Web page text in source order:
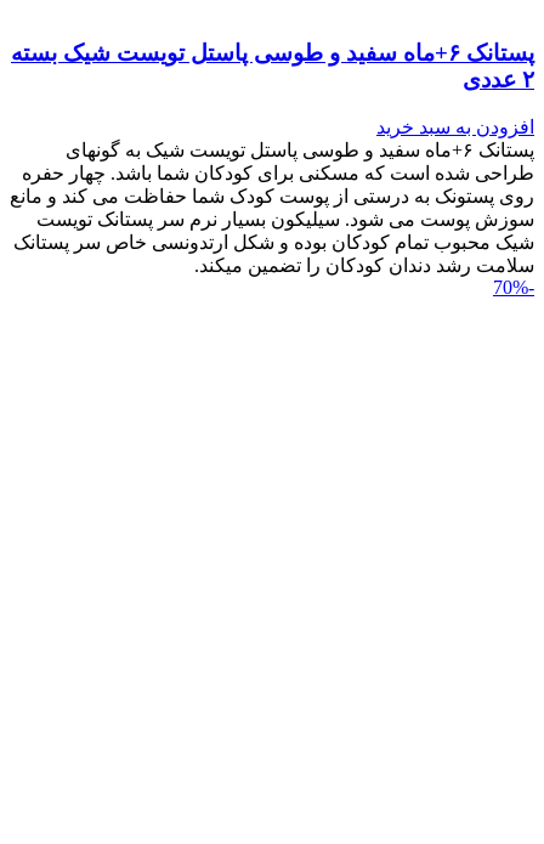
پستانک ۶+ماه سفید و طوسی پاستل تویست شیک بسته
۲ عددی
افزودن به سبد خرید
پستانک ۶+ماه سفید و طوسی پاستل تویست شیک به گونه‎ای
طراحی شده است که مسکنی برای کودکان شما باشد. چهار حفره
روی پستونک به درستی از پوست کودک شما حفاظت می کند و مانع
سوزش پوست می شود. سیلیکون بسیار نرم سر پستانک تویست
شیک محبوب تمام کودکان بوده و شکل ارتدونسی خاص سر پستانک
سلامت رشد دندان کودکان را تضمین می‎کند.
-70%